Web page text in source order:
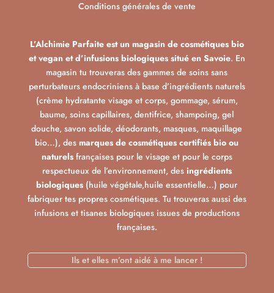
Conditions générales de vente
L’Alchimie Parfaite est un magasin de cosmétiques bio
et vegan et d’infusions biologiques situé en Savoie. En
magasin tu trouveras des gammes de soins sans
perturbateurs endocriniens à base d’ingrédients naturels
(crème hydratante visage et corps, gommage, sérum,
baume, soins capillaires, dentifrice, shampoing, gel
douche, savon solide, déodorants, masques, maquillage
bio…), desmarques de cosmétiques certifiés bio ou
naturelsfrançaises pour le visage et pour le corps
respectueux de l’environnement, des ingrédients
biologiques (huile végétale,huile essentielle…) pour
fabriquer tes propres cosmétiques. Tu trouveras aussi des
infusions et tisanes biologiques issues de productions
françaises.
Ils et elles m’ont aidé à me lancer !